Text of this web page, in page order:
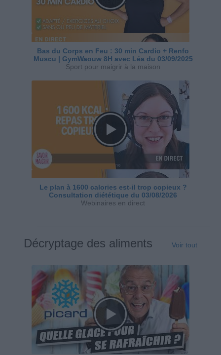
Bas du Corps en Feu : 30 min Cardio + Renfo
Muscu | GymWaouw 8H avec Léa du 03/09/2025
Sport pour maigrir à la maison
Le plan à 1600 calories est-il trop copieux ?
Consultation diététique du 03/08/2026
Webinaires en direct
Décryptage des aliments Voir tout